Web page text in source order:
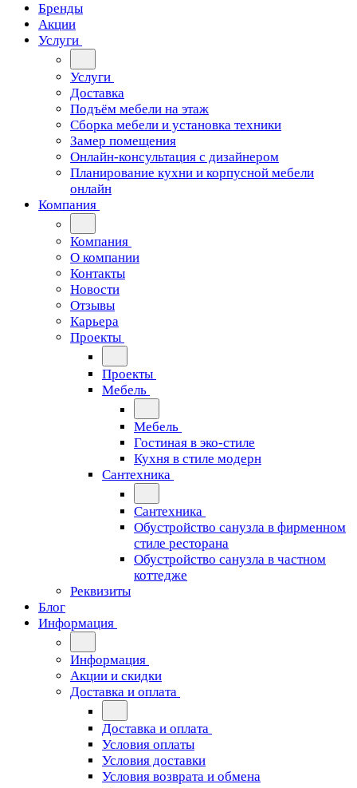
Бренды
Акции
Услуги
Услуги
Доставка
Подъём мебели на этаж
Сборка мебели и установка техники
Замер помещения
Онлайн-консультация с дизайнером
Планирование кухни и корпусной мебели
онлайн
Компания
Компания
О компании
Контакты
Новости
Отзывы
Карьера
Проекты
Проекты
Мебель
Мебель
Гостиная в эко-стиле
Кухня в стиле модерн
Сантехника
Сантехника
Обустройство санузла в фирменном
стиле ресторана
Обустройство санузла в частном
коттедже
Реквизиты
Блог
Информация
Информация
Акции и скидки
Доставка и оплата
Доставка и оплата
Условия оплаты
Условия доставки
Условия возврата и обмена